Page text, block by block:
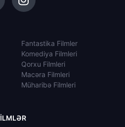
Fantastika Filmler
Komediya Filmleri
Qorxu Filmleri
Macəra Filmleri
Müharibə Filmleri